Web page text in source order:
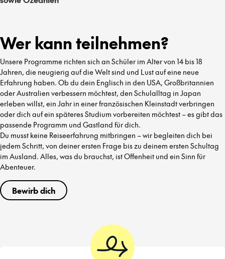
Wer kann teilnehmen?
Unsere Programme richten sich an Schüler im Alter von 14 bis 18
Jahren, die neugierig auf die Welt sind und Lust auf eine neue
Erfahrung haben. Ob du dein Englisch in den USA, Großbritannien
oder Australien verbessern möchtest, den Schulalltag in Japan
erleben willst, ein Jahr in einer französischen Kleinstadt verbringen
oder dich auf ein späteres Studium vorbereiten möchtest – es gibt das
passende Programm und Gastland für dich.
Du musst keine Reiseerfahrung mitbringen – wir begleiten dich bei
jedem Schritt, von deiner ersten Frage bis zu deinem ersten Schultag
im Ausland. Alles, was du brauchst, ist Offenheit und ein Sinn für
Abenteuer.
Bewirb dich